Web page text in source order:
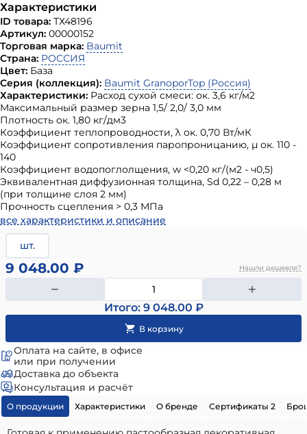
Характеристики
ID товара: ТХ48196
Артикул: 00000152
Торговая марка: Baumit
Страна: РОССИЯ
Цвет: База
Серия (коллекция): Baumit GranoporTop (Россия)
Характеристики: Расход сухой смеси: ок. 3,6 кг/м2
Максимальный размер зерна 1,5/ 2,0/ 3,0 мм
Плотность ок. 1,80 кг/дм3
Коэффициент теплопроводности, λ ок. 0,70 Вт/мК
Коэффициент сопротивления паропроницанию, μ ок. 110 -
140
Коэффициент водопоглолщения, w <0,20 кг/(м2 - ч0,5)
Эквивалентная диффузионная толщина, Sd 0,22 – 0,28 м
(при толщине слоя 2 мм)
Прочность сцепления > 0,3 МПа
все характеристики и описание
шт.
9 048.00 ₽ Нашли дешевле?
Итого: 9 048.00 ₽
Оплата на сайте, в офисе
или при получении
Доставка до объекта
Консультация и расчёт
О продукции Характеристики О бренде Сертификаты 2